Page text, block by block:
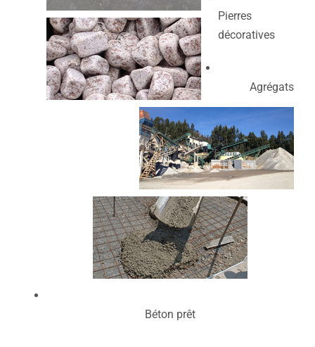
Pierres
décoratives
Agrégats
Béton prêt